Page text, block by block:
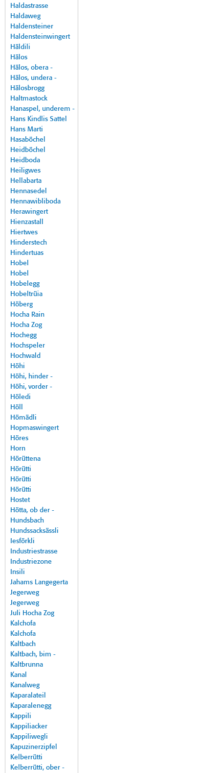
Haldastrasse
Haldaweg
Haldensteiner
Haldensteinwingert
Häldili
Hälos
Hälos, obera -
Hälos, undera -
Hälosbrogg
Haltmastock
Hanaspel, underem -
Hans Kindlis Sattel
Hans Marti
Hasaböchel
Heidböchel
Heidboda
Heiligwes
Hellabarta
Hennasedel
Hennawibliboda
Herawingert
Hienzastall
Hiertwes
Hinderstech
Hindertuas
Hobel
Hobel
Hobelegg
Hobeltrüia
Höberg
Hocha Rain
Hocha Zog
Hochegg
Hochspeler
Hochwald
Höhi
Höhi, hinder -
Höhi, vorder -
Höledi
Höll
Hömädli
Hopmaswingert
Höres
Horn
Hörüttena
Hörütti
Hörütti
Hörütti
Hostet
Hötta, ob der -
Hundsbach
Hundssacksässli
Iesförkli
Industriestrasse
Industriezone
Insili
Jahams Langegerta
Jegerweg
Jegerweg
Juli Hocha Zog
Kalchofa
Kalchofa
Kaltbach
Kaltbach, bim -
Kaltbrunna
Kanal
Kanalweg
Kaparalateil
Kaparalenegg
Kappili
Kappiliacker
Kappiliwegli
Kapuzinerzipfel
Kelberrütti
Kelberrütti, ober -